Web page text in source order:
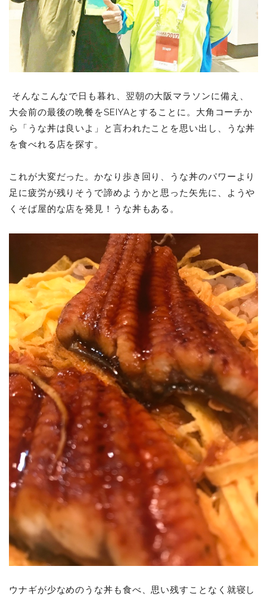
そんなこんなで日も暮れ、翌朝の大阪マラソンに備え、
大会前の最後の晩餐をSEIYAとすることに。大角コーチか
ら「うな丼は良いよ」と言われたことを思い出し、うな丼
を食べれる店を探す。
これが大変だった。かなり歩き回り、うな丼のパワーより
足に疲労が残りそうで諦めようかと思った矢先に、ようや
くそば屋的な店を発見！うな丼もある。
ウナギが少なめのうな丼も食べ、思い残すことなく就寝し